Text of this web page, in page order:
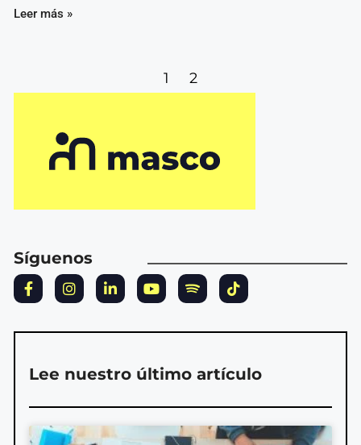
Leer más »
1 2
Síguenos
Lee nuestro último artículo